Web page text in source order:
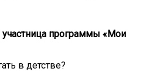
участница программы «Мои
в детстве?